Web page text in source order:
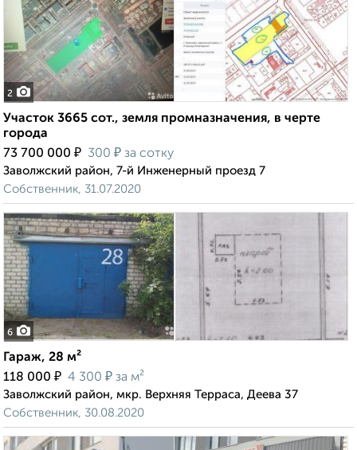
2
Участок 3665 сот., земля промназначения, в черте
города
73 700 000 ₽ 300 ₽ за сотку
Заволжский район, 7-й Инженерный проезд 7
Собственник, 31.07.2020
6
Гараж, 28 м²
118 000 ₽ 4 300 ₽ за м²
Заволжский район, мкр. Верхняя Терраса, Деева 37
Собственник, 30.08.2020